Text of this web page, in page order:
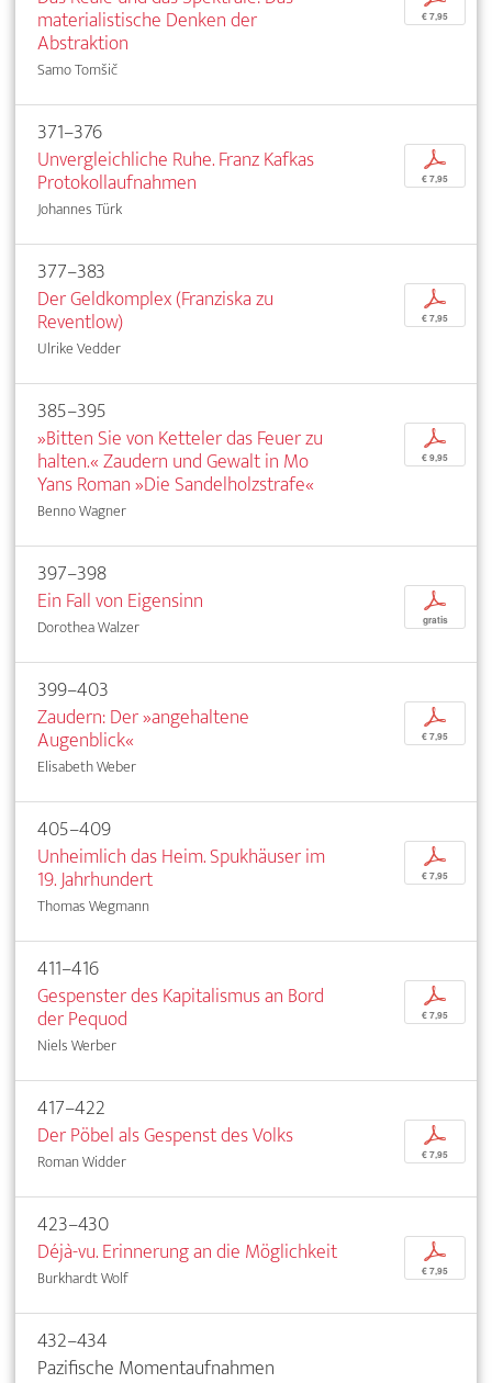
materialistische Denken der
Abstraktion
Samo Tomšič
€ 7,95
371–376
Unvergleichliche Ruhe. Franz Kafkas
Protokollaufnahmen
Johannes Türk
p
€ 7,95
377–383
Der Geldkomplex (Franziska zu
Reventlow)
Ulrike Vedder
p
€ 7,95
385–395
»Bitten Sie von Ketteler das Feuer zu
halten.« Zaudern und Gewalt in Mo
Yans Roman »Die Sandelholzstrafe«
Benno Wagner
p
€ 9,95
397–398
Ein Fall von Eigensinn
Dorothea Walzer
p
gratis
399–403
Zaudern: Der »angehaltene
Augenblick«
Elisabeth Weber
p
€ 7,95
405–409
Unheimlich das Heim. Spukhäuser im
19. Jahrhundert
Thomas Wegmann
p
€ 7,95
411–416
Gespenster des Kapitalismus an Bord
der Pequod
Niels Werber
p
€ 7,95
417–422
Der Pöbel als Gespenst des Volks
Roman Widder
p
€ 7,95
423–430
Déjà-vu. Erinnerung an die Möglichkeit
Burkhardt Wolf
p
€ 7,95
432–434
Pazifische Momentaufnahmen